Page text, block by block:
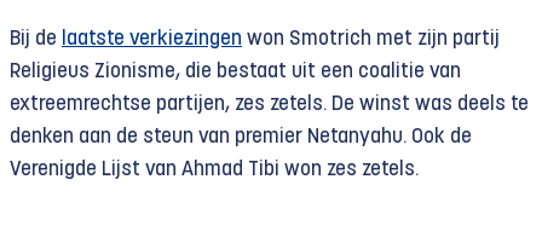
Bij de laatste verkiezingen won Smotrich met zijn partij
Religieus Zionisme, die bestaat uit een coalitie van
extreemrechtse partijen, zes zetels. De winst was deels te
denken aan de steun van premier Netanyahu. Ook de
Verenigde Lijst van Ahmad Tibi won zes zetels.